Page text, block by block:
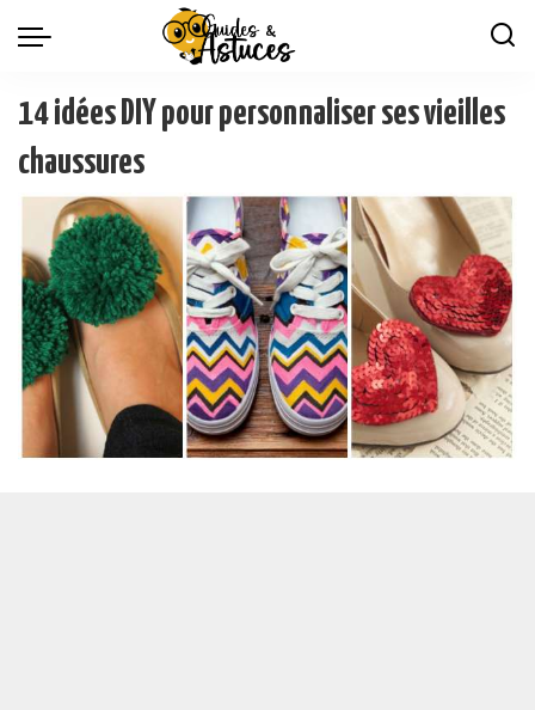
14 idées DIY pour personnaliser ses vieilles
chaussures